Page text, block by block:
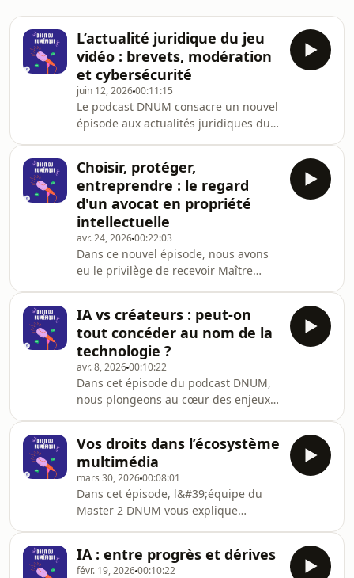
L’actualité juridique du jeu
vidéo : brevets, modération
et cybersécurité
juin 12, 202600:11:15
Le podcast DNUM consacre un nouvel
épisode aux actualités juridiques du
Nintendo de protéger un mécanisme
de gameplay issu de l’univers
Pokémon : jusqu’où le droit des
brevets peut-il s’étendre à des
mécaniques de jeu vidéo ?Les
bannissements de joueurs en ligne :
entre lutte contre la toxicité, droits
des utilisateurs et recou
Choisir, protéger,
entreprendre : le regard
d'un avocat en propriété
intellectuelle
avr. 24, 202600:22:03
Dans ce nouvel épisode, nous avons
eu le privilège de recevoir Maître
et fondateur du cabinet
SPARLANN.Une conversation aussi
instructive que stimulante, au cours
de laquelle nous avons abordé :La
protection de la propriété
intellectuelle des entreprises à
l&#39;ère du numériqueComment
choisir une marque solide pour
commer
IA vs créateurs : peut-on
tout concéder au nom de la
technologie ?
avr. 8, 202600:10:22
Dans cet épisode du podcast DNUM,
nous plongeons au cœur des enjeux
à son influence croissante sur la
création culturelle. À travers une
analyse de la proposition de loi
déposé le 12 décembre 2025 visant à
instaurer une présomption
d’exploitation des contenus culturels
par les fournisseurs d’IA, l’épisode
met en lumière
Vos droits dans l’écosystème
multimédia
mars 30, 202600:08:01
Dans cet épisode, l&#39;équipe du
Master 2 DNUM vous explique
consentement de leurs utilisateurs —
IA : entre progrès et dérives
févr. 19, 202600:10:22